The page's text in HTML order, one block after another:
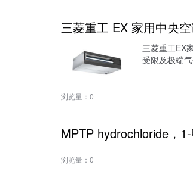
三菱重工 EX 家用中央
三菱重工EX
受限及极端气
浏览量： 0
MPTP hydrochloride，
浏览量： 0